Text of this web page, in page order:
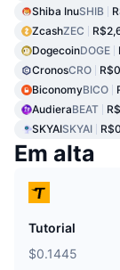
Shiba InuSHIB
ZcashZEC
DogecoinDOGE
CronosCRO
BiconomyBICO
AudieraBEAT
SKYAISKYAI
Em alta
Tutorial
$0.1445